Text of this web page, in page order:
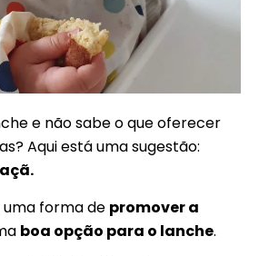
e não sabe o que oferecer
Aqui está uma sugestão:
uma forma de promover a
boa opção para o lanche.